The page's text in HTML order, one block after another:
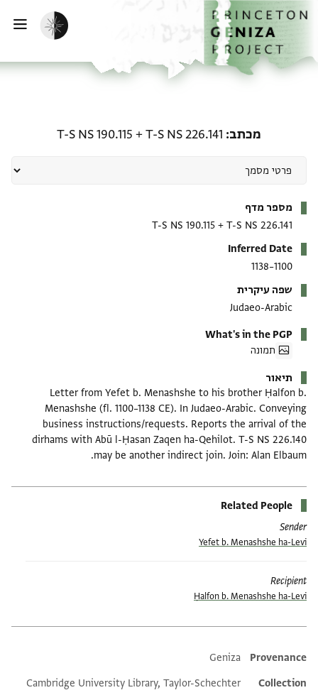
לתוכןהבית
הפעלת מצב כהה
מכתב T-S NS 226.141
+
T-S NS 190.115
מספר מדף
T-S NS 226.141
+
T-S NS 190.115
Inferred Date
1100–1138
שפה עיקרית
Judaeo-Arabic
What's in the PGP
תמונה
תיאור
Letter from Yefet b. Menashshe to his brother Ḥalfon b.
Menashshe (fl. 1100–1138 CE). In Judaeo-Arabic. Conveying
business instructions/requests. Reports the arrival of the
dirhams with Abū l-Ḥasan Zaqen ha-Qehilot. T-S NS 226.140
may be another indirect join. Join: Alan Elbaum.
Related People
Sender
Yefet b. Menashshe ha-Levi
Recipient
Ḥalfon b. Menashshe ha-Levi
Additional metadata
Provenance
Geniza
Collection
Cambridge University Library, Taylor-Schechter